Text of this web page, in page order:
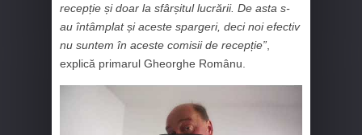
recepție și doar la sfârșitul lucrării. De asta s-
au întâmplat și aceste spargeri, deci noi efectiv
nu suntem în aceste comisii de recepție”
explică primarul Gheorghe Românu.